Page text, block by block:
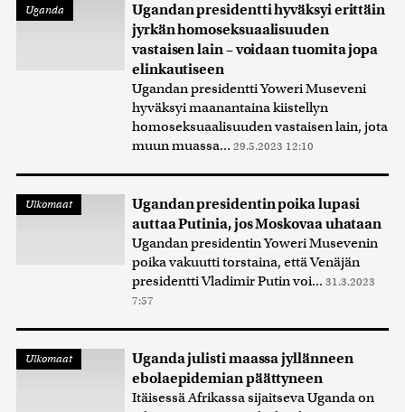
Uganda
Ugandan presidentti hyväksyi erittäin
jyrkän homoseksuaalisuuden
vastaisen lain – voidaan tuomita jopa
elinkautiseen
Ugandan presidentti Yoweri Museveni
hyväksyi maanantaina kiistellyn
homoseksuaalisuuden vastaisen lain, jota
muun muassa... 29.5.2023 12:10
Ulkomaat
Ugandan presidentin poika lupasi
auttaa Putinia, jos Moskovaa uhataan
Ugandan presidentin Yoweri Musevenin
poika vakuutti torstaina, että Venäjän
presidentti Vladimir Putin voi... 31.3.2023
7:57
Ulkomaat
Uganda julisti maassa jyllänneen
ebolaepidemian päättyneen
Itäisessä Afrikassa sijaitseva Uganda on